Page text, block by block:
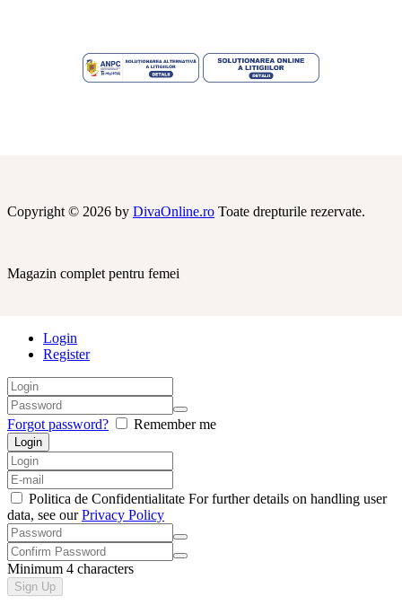
Copyright © 2026 by DivaOnline.ro Toate drepturile rezervate.
Magazin complet pentru femei
Login
Register
Forgot password? Remember me
Politica de Confidentialitate For further details on handling user
data, see ourPrivacy Policy
Minimum 4 characters